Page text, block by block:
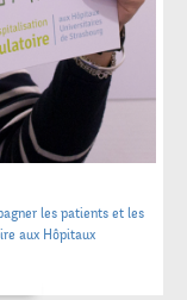
les patients et les
aux Hôpitaux